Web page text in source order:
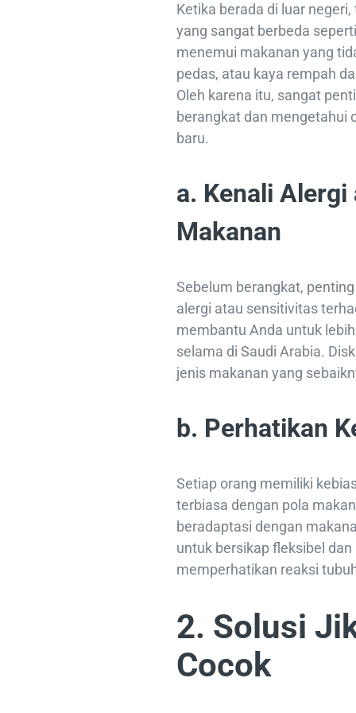
Ketika berada di luar
yang sangat berbeda
menemui makanan yang
pedas, atau kaya rempah
Oleh karena itu, sangat
berangkat dan mengetahui
baru.
a. Kenali
Makanan
Sebelum berangkat,
alergi atau sensitivitas
membantu Anda untuk
selama di Saudi Arabia.
jenis makanan yang
b. Perhatikan
Setiap orang memiliki
terbiasa dengan pola
beradaptasi dengan
untuk bersikap fleksibel
memperhatikan reaksi
2. Solusi
Cocok